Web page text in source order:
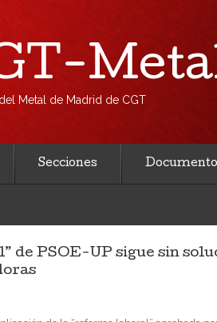
Metal de Madrid de CGT
Secciones
de PSOE-UP sigue sin